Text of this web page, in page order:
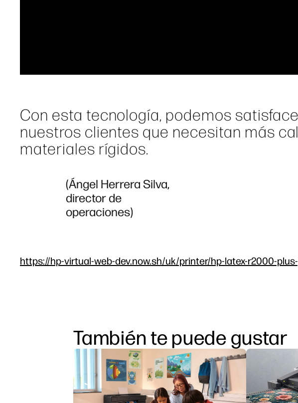
Con esta tecnología, podemos
nuestros clientes que necesitan más
materiales rígidos.
(Ángel Herrera Silva,
director de
operaciones)
https://hp-virtual-web-dev.now.sh/uk/printer/hp-latex-r2000-
También te puede gustar